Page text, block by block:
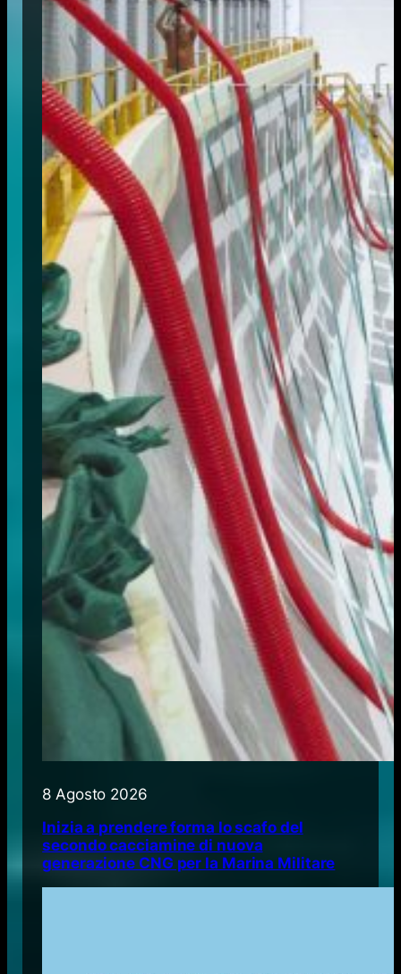
8 Agosto 2026
Inizia a prendere forma lo scafo del
secondo cacciamine di nuova
generazione CNG per la Marina Militare